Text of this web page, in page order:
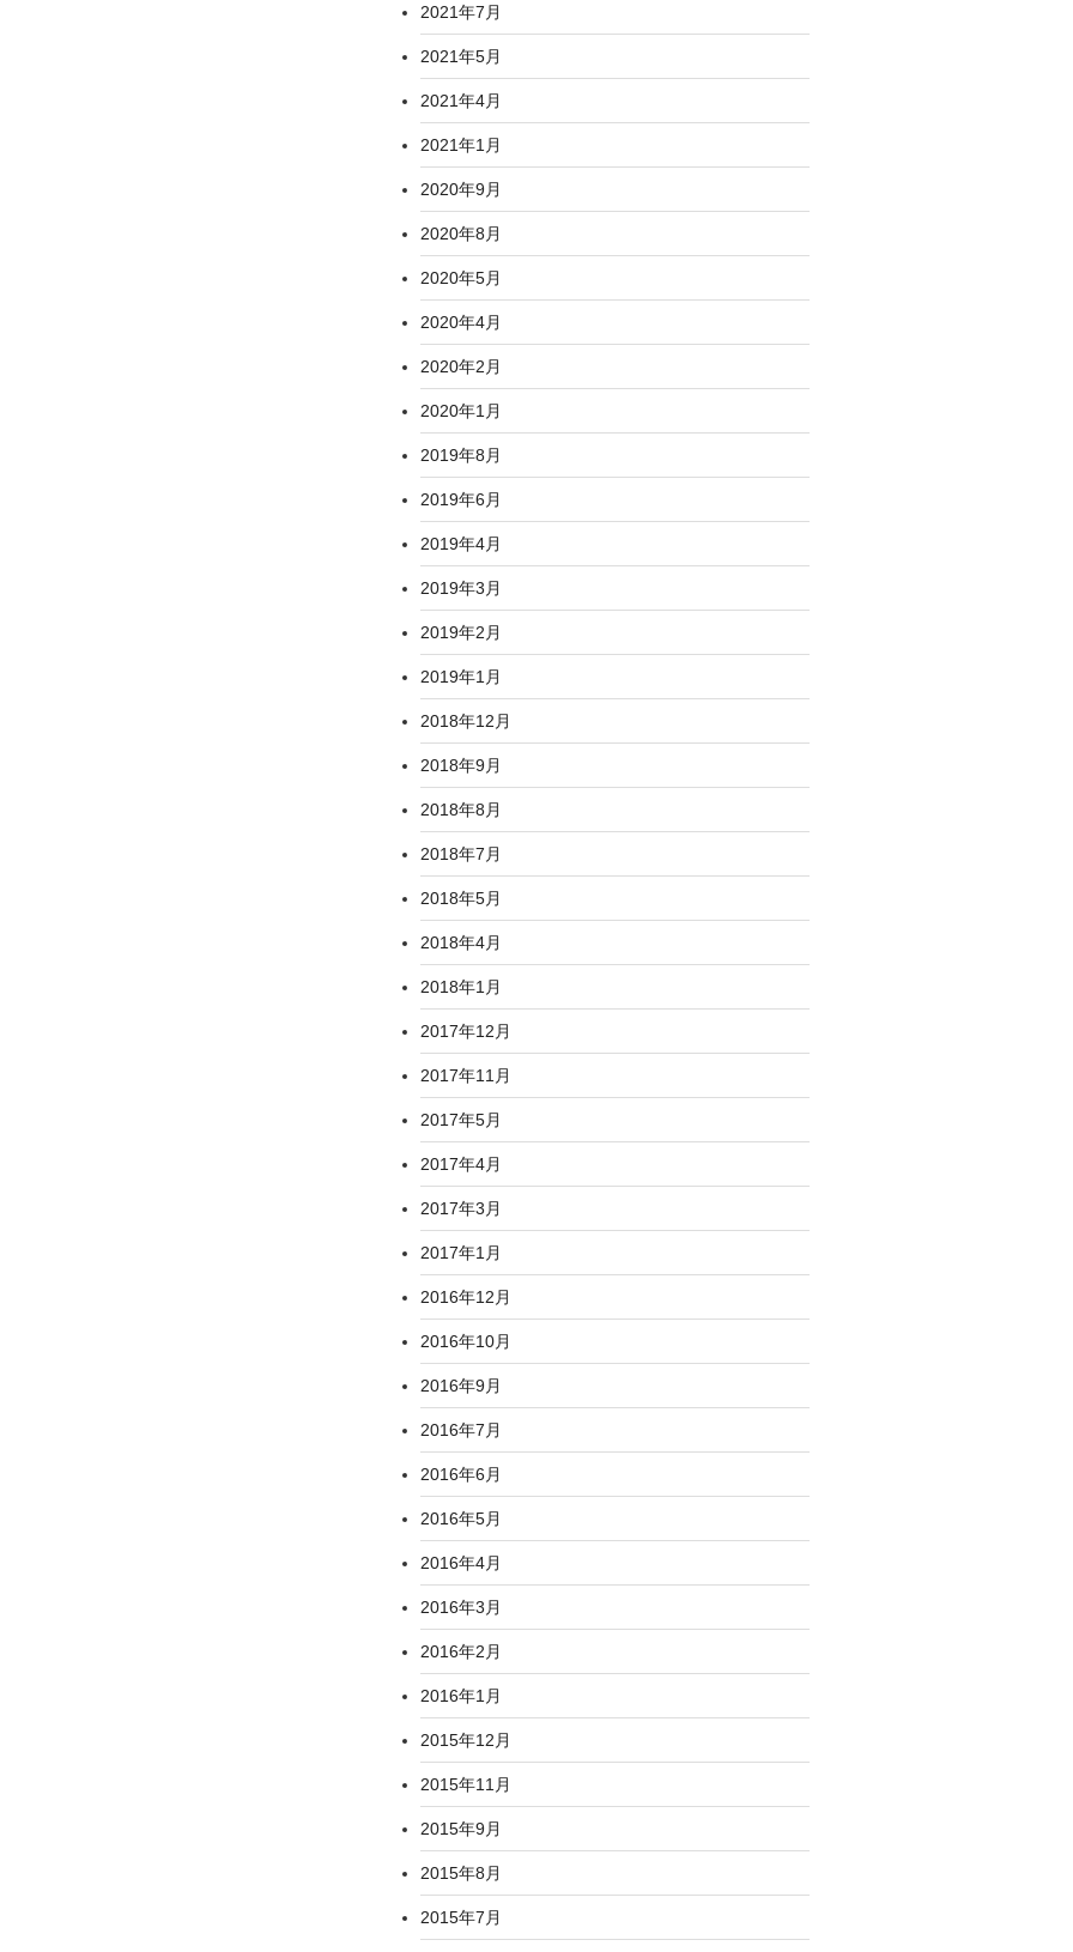
2021年7月
2021年5月
2021年4月
2021年1月
2020年9月
2020年8月
2020年5月
2020年4月
2020年2月
2020年1月
2019年8月
2019年6月
2019年4月
2019年3月
2019年2月
2019年1月
2018年12月
2018年9月
2018年8月
2018年7月
2018年5月
2018年4月
2018年1月
2017年12月
2017年11月
2017年5月
2017年4月
2017年3月
2017年1月
2016年12月
2016年10月
2016年9月
2016年7月
2016年6月
2016年5月
2016年4月
2016年3月
2016年2月
2016年1月
2015年12月
2015年11月
2015年9月
2015年8月
2015年7月